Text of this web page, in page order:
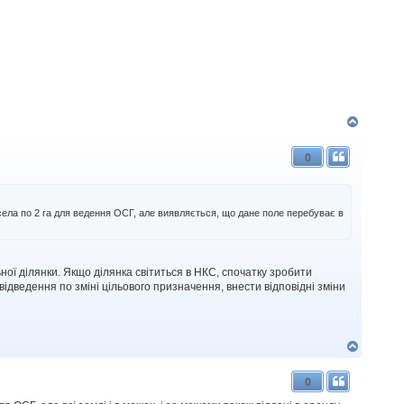
0
по 2 га для ведення ОСГ, але виявляється, що дане поле перебуває в
ділянки. Якщо ділянка світиться в НКС, спочатку зробити
по зміні цільового призначення, внести відповідні зміни
0